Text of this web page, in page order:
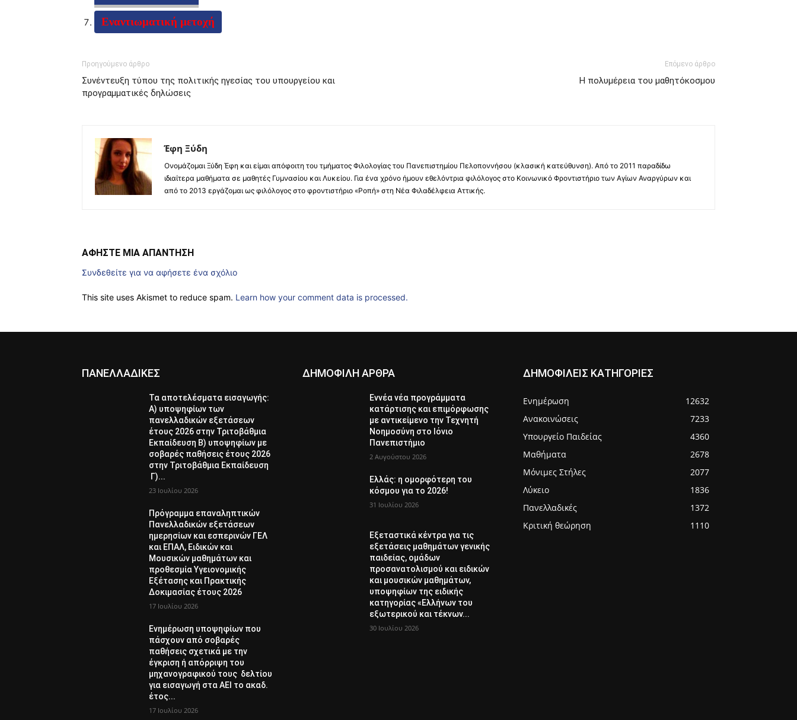
Εναντιωματική μετοχή
Προηγούμενο άρθρο
Συνέντευξη τύπου της πολιτικής ηγεσίας του υπουργείου και
προγραμματικές δηλώσεις
Επόμενο άρθρο
Η πολυμέρεια του μαθητόκοσμου
Έφη Ξύδη
Ονομάζομαι Ξύδη Έφη και είμαι απόφοιτη του τμήματος Φιλολογίας του Πανεπιστημίου Πελοποννήσου (κλασική κατεύθυνση). Από το 2011 παραδίδω
ιδιαίτερα μαθήματα σε μαθητές Γυμνασίου και Λυκείου. Για ένα χρόνο ήμουν εθελόντρια φιλόλογος στο Κοινωνικό Φροντιστήριο των Αγίων Αναργύρων και
από το 2013 εργάζομαι ως φιλόλογος στο φροντιστήριο «Ροπή» στη Νέα Φιλαδέλφεια Αττικής.
ΑΦΗΣΤΕ ΜΙΑ ΑΠΑΝΤΗΣΗ
Συνδεθείτε για να αφήσετε ένα σχόλιο
This site uses Akismet to reduce spam. Learn how your comment data is processed.
ΠΑΝΕΛΛΑΔΙΚΕΣ
Τα αποτελέσματα εισαγωγής:
Α) υποψηφίων των
πανελλαδικών εξετάσεων
έτους 2026 στην Τριτοβάθμια
Εκπαίδευση Β) υποψηφίων με
σοβαρές παθήσεις έτους 2026
στην Τριτοβάθμια Εκπαίδευση
Γ)...
23 Ιουλίου 2026
Πρόγραμμα επαναληπτικών
Πανελλαδικών εξετάσεων
ημερησίων και εσπερινών ΓΕΛ
και ΕΠΑΛ, Ειδικών και
Μουσικών μαθημάτων και
προθεσμία Υγειονομικής
Εξέτασης και Πρακτικής
Δοκιμασίας έτους 2026
17 Ιουλίου 2026
Ενημέρωση υποψηφίων που
πάσχουν από σοβαρές
παθήσεις σχετικά με την
έγκριση ή απόρριψη του
μηχανογραφικού τους δελτίου
για εισαγωγή στα ΑΕΙ το ακαδ.
έτος...
17 Ιουλίου 2026
ΔΗΜΟΦΙΛΗ ΑΡΘΡΑ
Εννέα νέα προγράμματα
κατάρτισης και επιμόρφωσης
με αντικείμενο την Τεχνητή
Νοημοσύνη στο Ιόνιο
Πανεπιστήμιο
2 Αυγούστου 2026
Ελλάς: η ομορφότερη του
κόσμου για το 2026!
31 Ιουλίου 2026
Εξεταστικά κέντρα για τις
εξετάσεις μαθημάτων γενικής
παιδείας, ομάδων
προσανατολισμού και ειδικών
και μουσικών μαθημάτων,
υποψηφίων της ειδικής
κατηγορίας «Ελλήνων του
εξωτερικού και τέκνων...
30 Ιουλίου 2026
ΔΗΜΟΦΙΛΕΙΣ ΚΑΤΗΓΟΡΙΕΣ
Ενημέρωση
12632
Ανακοινώσεις
7233
Υπουργείο Παιδείας
4360
Μαθήματα
2678
Μόνιμες Στήλες
2077
Λύκειο
1836
Πανελλαδικές
1372
Κριτική θεώρηση
1110